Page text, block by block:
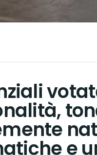
e